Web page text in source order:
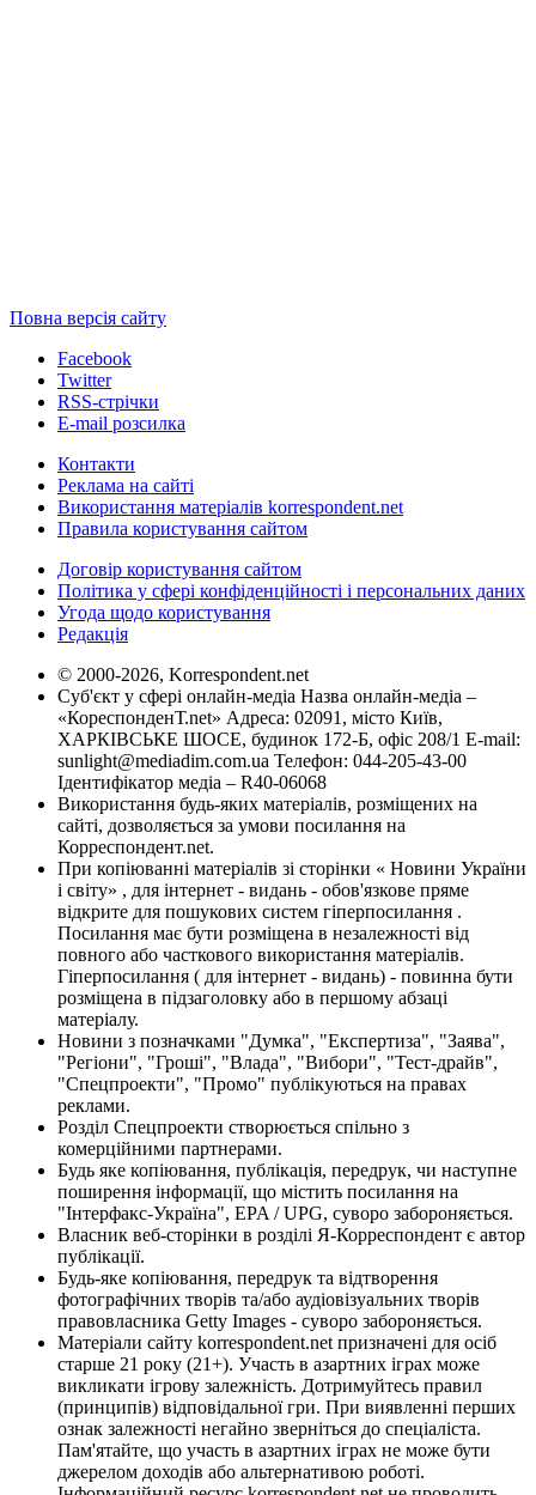
Повна версія сайту
Facebook
Twitter
RSS-стрічки
E-mail розсилка
Контакти
Реклама на сайті
Використання матеріалів korrespondent.net
Правила користування сайтом
Договір користування сайтом
Політика у сфері конфіденційності і персональних даних
Угода щодо користування
Редакція
© 2000-2026, Korrespondent.net
Суб'єкт у сфері онлайн-медіа Назва онлайн-медіа –
«КореспонденТ.net» Адреса: 02091, місто Київ,
ХАРКІВСЬКЕ ШОСЕ, будинок 172-Б, офіс 208/1 E-mail:
sunlight@mediadim.com.ua Телефон: 044-205-43-00
Ідентифікатор медіа – R40-06068
Використання будь-яких матеріалів, розміщених на
сайті, дозволяється за умови посилання на
Корреспондент.net.
При копіюванні матеріалів зі сторінки « Новини України
і світу» , для інтернет - видань - обов'язкове пряме
відкрите для пошукових систем гіперпосилання .
Посилання має бути розміщена в незалежності від
повного або часткового використання матеріалів.
Гіперпосилання ( для інтернет - видань) - повинна бути
розміщена в підзаголовку або в першому абзаці
матеріалу.
Новини з позначками "Думка", "Експертиза", "Заява",
"Регіони", "Гроші", "Влада", "Вибори", "Тест-драйв",
"Спецпроекти", "Промо" публікуються на правах
реклами.
Розділ Спецпроекти створюється спільно з
комерційними партнерами.
Будь яке копіювання, публікація, передрук, чи наступне
поширення інформації, що містить посилання на
"Інтерфакс-Україна", EPA / UPG, суворо забороняється.
Власник веб-сторінки в розділі Я-Корреспондент є автор
публікації.
Будь-яке копіювання, передрук та відтворення
фотографічних творів та/або аудіовізуальних творів
правовласника Getty Images - суворо забороняється.
Матеріали сайту korrespondent.net призначені для осіб
старше 21 року (21+). Участь в азартних іграх може
викликати ігрову залежність. Дотримуйтесь правил
(принципів) відповідальної гри. При виявленні перших
ознак залежності негайно зверніться до спеціаліста.
Пам'ятайте, що участь в азартних іграх не може бути
джерелом доходів або альтернативою роботі.